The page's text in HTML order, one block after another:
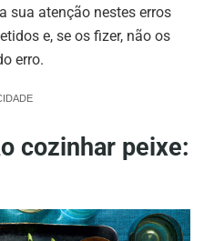
sua atenção nestes erros
e, se os fizer, não os
erro.
cozinhar peixe: